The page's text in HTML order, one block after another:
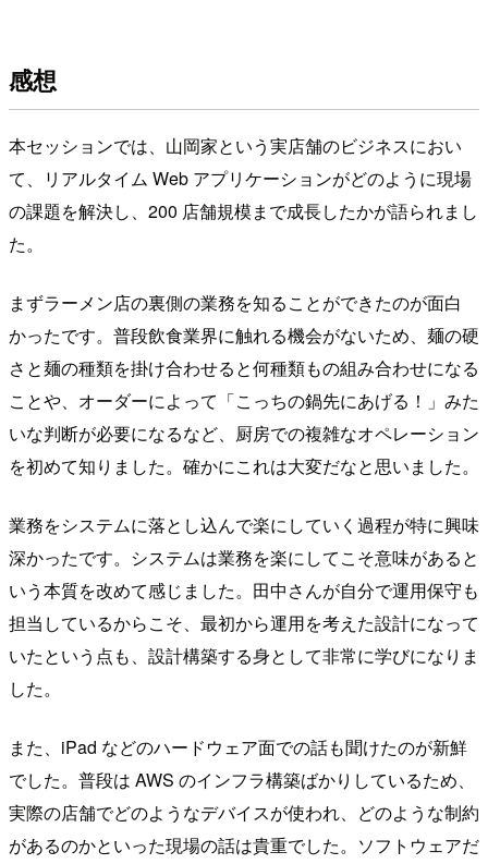
感想
本セッションでは、山岡家という実店舗のビジネスにおい
て、リアルタイム Web アプリケーションがどのように現場
の課題を解決し、200 店舗規模まで成長したかが語られまし
た。
まずラーメン店の裏側の業務を知ることができたのが面白
かったです。普段飲食業界に触れる機会がないため、麺の硬
さと麺の種類を掛け合わせると何種類もの組み合わせになる
ことや、オーダーによって「こっちの鍋先にあげる！」みた
いな判断が必要になるなど、厨房での複雑なオペレーション
を初めて知りました。確かにこれは大変だなと思いました。
業務をシステムに落とし込んで楽にしていく過程が特に興味
深かったです。システムは業務を楽にしてこそ意味があると
いう本質を改めて感じました。田中さんが自分で運用保守も
担当しているからこそ、最初から運用を考えた設計になって
いたという点も、設計構築する身として非常に学びになりま
した。
また、iPad などのハードウェア面での話も聞けたのが新鮮
でした。普段は AWS のインフラ構築ばかりしているため、
実際の店舗でどのようなデバイスが使われ、どのような制約
があるのかといった現場の話は貴重でした。ソフトウェアだ